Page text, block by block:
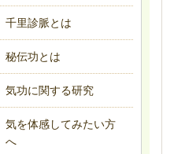
千里診脈とは
秘伝功とは
気功に関する研究
気を体感してみたい方
へ